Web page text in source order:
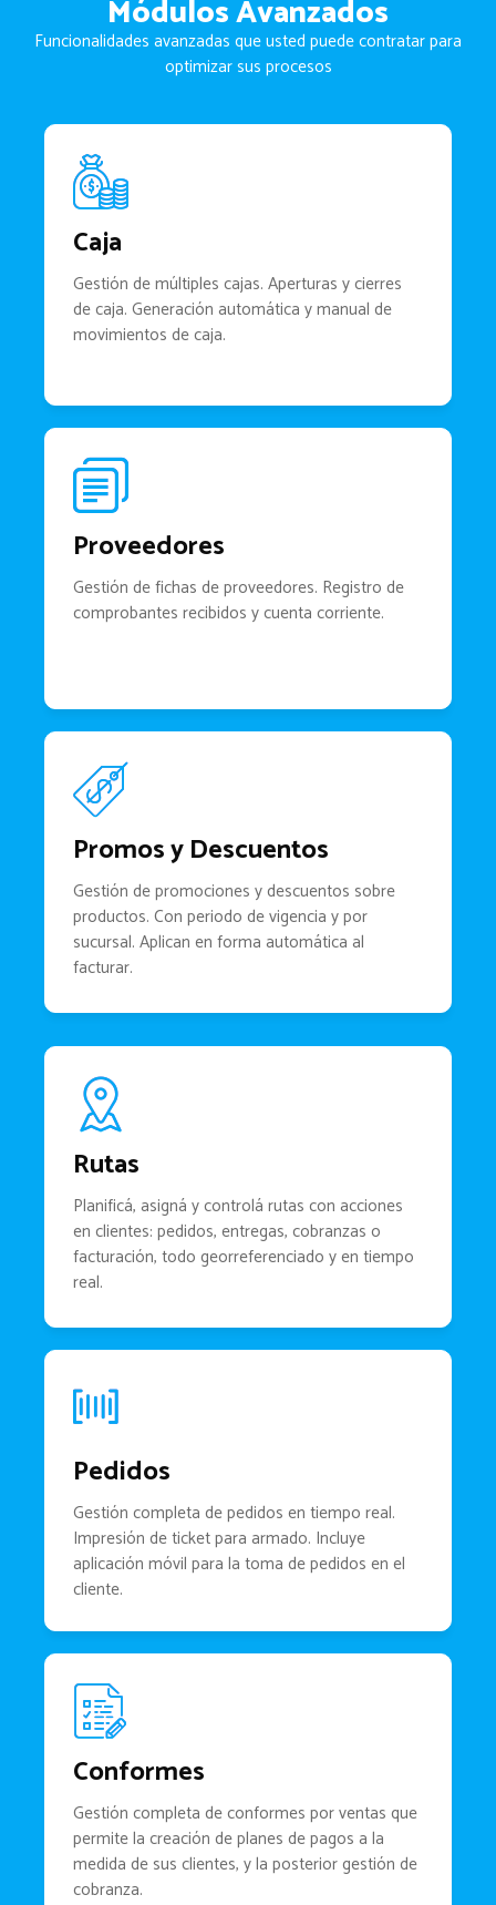
Módulos Avanzados
Funcionalidades avanzadas que usted puede contratar para
optimizar sus procesos
Caja
Gestión de múltiples cajas. Aperturas y cierres
de caja. Generación automática y manual de
movimientos de caja.
Proveedores
Gestión de fichas de proveedores. Registro de
comprobantes recibidos y cuenta corriente.
Promos y Descuentos
Gestión de promociones y descuentos sobre
productos. Con periodo de vigencia y por
sucursal. Aplican en forma automática al
facturar.
Rutas
Planificá, asigná y controlá rutas con acciones
en clientes: pedidos, entregas, cobranzas o
facturación, todo georreferenciado y en tiempo
real.
Pedidos
Gestión completa de pedidos en tiempo real.
Impresión de ticket para armado. Incluye
aplicación móvil para la toma de pedidos en el
cliente.
Conformes
Gestión completa de conformes por ventas que
permite la creación de planes de pagos a la
medida de sus clientes, y la posterior gestión de
cobranza.